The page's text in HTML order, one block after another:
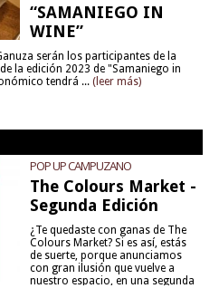
“SAMANIEGO IN
WINE”
serán los participantes de la
la edición 2023 de "Samaniego in
tendrá ... (leer más)
POP UP CAMPUZANO
The Colours Market -
Segunda Edición
¿Te quedaste con ganas de The
Colours Market? Si es así, estás
de suerte, porque anunciamos
con gran ilusión que vuelve a
nuestro espacio, en una segunda